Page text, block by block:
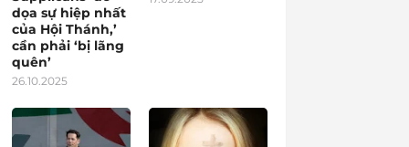
dọa sự hiệp nhất
của Hội Thánh,’
cần phải ‘bị lãng
quên’
26.10.2025